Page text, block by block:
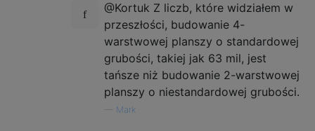
@Kortuk Z liczb, które widziałem w
przeszłości, budowanie 4-
warstwowej planszy o standardowej
grubości, takiej jak 63 mil, jest
tańsze niż budowanie 2-warstwowej
planszy o niestandardowej grubości.
Mark